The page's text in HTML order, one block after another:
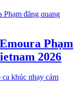
Phạm
2026